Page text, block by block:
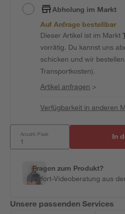
Abholung im Markt
Auf Anfrage bestellbar
Dieser Artikel ist im Markt
vorrätig. Du kannst uns
schicken und wir
Transportkosten).
Artikel anfragen >
Verfügbarkeit in anderen
Anzahl: Pack In
Fragen zum Produkt?
Sofort-Videoberatung aus
Unsere passenden Services